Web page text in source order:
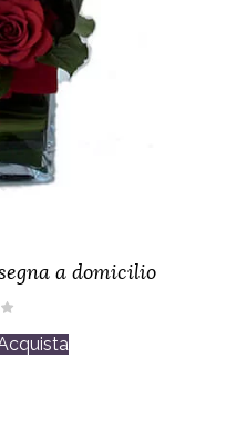
a domicilio